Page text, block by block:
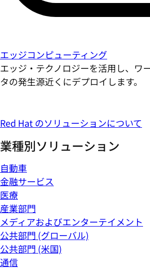
エッジコンピューティング
エッジ・テクノロジーを活用し、ワ
タの発生源近くにデプロイします。
Red Hat のソリューションについて
業種別ソリューション
自動車
金融サービス
医療
産業部門
メディアおよびエンターテイメント
公共部門 (グローバル)
公共部門 (米国)
通信